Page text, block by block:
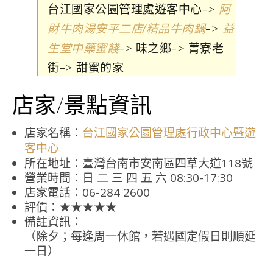
台江國家公園管理處遊客中心-> 阿
財牛肉湯安平二店/精品牛肉鍋-> 益
生堂中藥蜜餞-> 味之鄉-> 菁寮老
街-> 甜蜜的家
店家/景點資訊
店家名稱： 台江國家公園管理處行政中心暨遊
客中心
所在地址：臺灣台南市安南區四草大道118號
營業時間：日 二 三 四 五 六 08:30-17:30
店家電話：06-284 2600
評價：★★★★★
備註資訊：
（除夕；每逢周一休館，若遇國定假日則順延
一日）